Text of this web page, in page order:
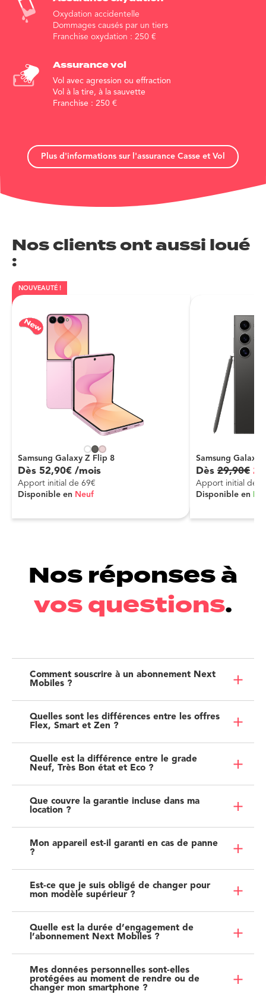
Oxydation accidentelle
Dommages causés par un tiers
Franchise oxydation : 250 €
Assurance vol
Vol avec agression ou effraction
Vol à la tire, à la sauvette
Franchise : 250 €
Plus d'informations sur l'assurance Casse et Vol
Nos clients ont aussi loué
:
NOUVEAUTÉ !
Samsung Galaxy Z Flip 8
Dès 52,90€ /mois
Apport initial de 69€
Disponible en Neuf
Samsung Galaxy
Dès 29,90€ 24
Apport initial de
Disponible en
Nos réponses à
vos questions.
Comment souscrire à un abonnement Next
Mobiles ?
Quelles sont les différences entre les offres
Flex, Smart et Zen ?
Quelle est la différence entre le grade
Neuf, Très Bon état et Eco ?
Que couvre la garantie incluse dans ma
location ?
Mon appareil est-il garanti en cas de panne
?
Est-ce que je suis obligé de changer pour
mon modèle supérieur ?
Quelle est la durée d’engagement de
l’abonnement Next Mobiles ?
Mes données personnelles sont-elles
protégées au moment de rendre ou de
changer mon smartphone ?